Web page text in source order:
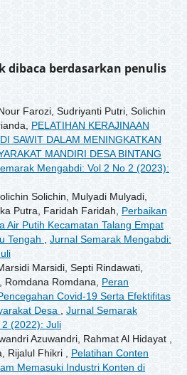
dibaca berdasarkan penulis
Farozi, Sudriyanti Putri, Solichin
PELATIHAN KERAJINAAN
SAWIT DALAM MENINGKATKAN
MANDIRI DESA BINTANG
Mengabdi: Vol 2 No 2 (2023):
Solichin, Mulyadi Mulyadi,
Putra, Faridah Faridah, Perbaikan
Air Putih Kecamatan Talang Empat
Tengah
Jurnal Semarak Mengabdi:
Marsidi, Septi Rindawati,
Romdana Romdana, Peran
Covid-19 Serta Efektifitas
Desa
Jurnal Semarak
(2022): Juli
Azuwandri, Rahmat Al Hidayat ,
Rijalul Fhikri , Pelatihan Conten
Memasuki Industri Konten di